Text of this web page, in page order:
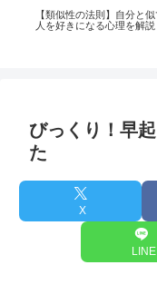
【類似性の法則】自分と
人を好きになる心理を解説
びっくり！早
た
X
LINE